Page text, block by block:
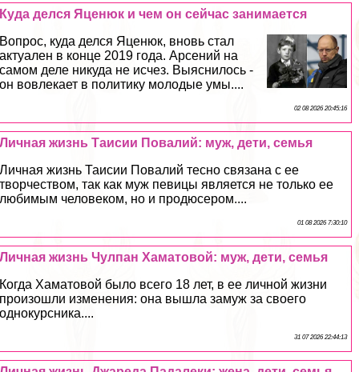
Куда делся Яценюк и чем он сейчас занимается
Вопрос, куда делся Яценюк, вновь стал
актуален в конце 2019 года. Арсений на
самом деле никуда не исчез. Выяснилось -
он вовлекает в политику молодые умы....
02 08 2026 20:45:16
Личная жизнь Таисии Повалий: муж, дети, семья
Личная жизнь Таисии Повалий тесно связана с ее
творчеством, так как муж певицы является не только ее
любимым человеком, но и продюсером....
01 08 2026 7:30:10
Личная жизнь Чулпан Хаматовой: муж, дети, семья
Когда Хаматовой было всего 18 лет, в ее личной жизни
произошли изменения: она вышла замуж за своего
однокурсника....
31 07 2026 22:44:13